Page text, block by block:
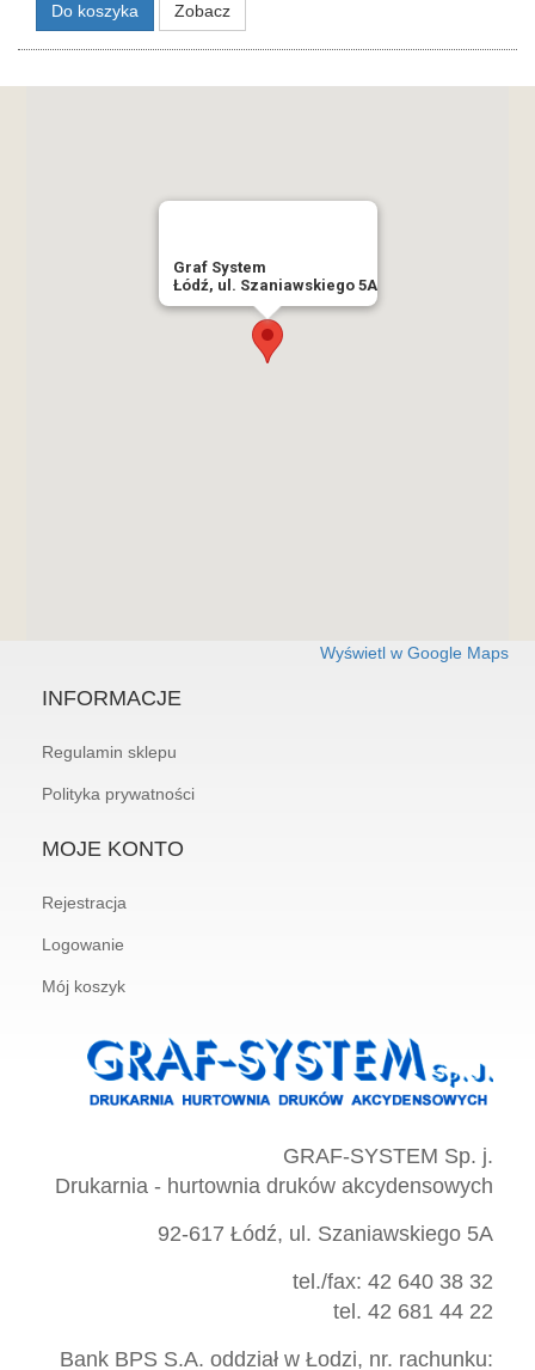
Do koszyka Zobacz
Graf System
Łódź, ul. Szaniawskiego 5A
Wyświetl w Google Maps
INFORMACJE
Regulamin sklepu
Polityka prywatności
MOJE KONTO
Rejestracja
Logowanie
Mój koszyk
GRAF-SYSTEM Sp. j.
Drukarnia - hurtownia druków akcydensowych
92-617 Łódź, ul. Szaniawskiego 5A
tel./fax: 42 640 38 32
tel. 42 681 44 22
Bank BPS S.A. oddział w Łodzi, nr. rachunku: